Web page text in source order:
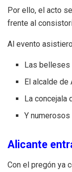
Por ello, el acto
frente al
Al evento
Las belleses
El alcalde de
La concejala
Y
Alicante
Con el pregón ya